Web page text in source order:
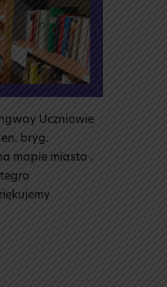
Uczniowie
bryg.
mapie miasta .